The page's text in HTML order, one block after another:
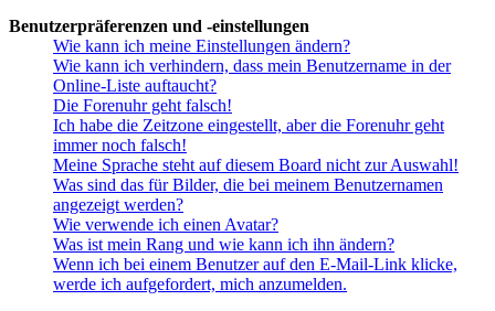
Benutzerpräferenzen und -einstellungen
Wie kann ich meine Einstellungen ändern?
Wie kann ich verhindern, dass mein Benutzername in der
Online-Liste auftaucht?
Die Forenuhr geht falsch!
Ich habe die Zeitzone eingestellt, aber die Forenuhr geht
immer noch falsch!
Meine Sprache steht auf diesem Board nicht zur Auswahl!
Was sind das für Bilder, die bei meinem Benutzernamen
angezeigt werden?
Wie verwende ich einen Avatar?
Was ist mein Rang und wie kann ich ihn ändern?
Wenn ich bei einem Benutzer auf den E-Mail-Link klicke,
werde ich aufgefordert, mich anzumelden.